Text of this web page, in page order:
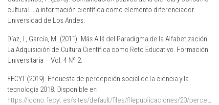
cultural. La información científica como elemento diferenciador.
Universidad de Los Andes.
Díaz, I., García, M. (2011). Más Allá del Paradigma de la Alfabetización.
La Adquisición de Cultura Científica como Reto Educativo. Formación
Universitaria – Vol. 4 Nº 2.
FECYT (2019). Encuesta de percepción social de la ciencia y la
tecnología 2018. Disponible en
https://icono.fecyt.es/sites/default/files/filepublicaciones/20/percepcion_social_de_la_ciencia_y_la_tecnologia_2018_completo_0.pdf